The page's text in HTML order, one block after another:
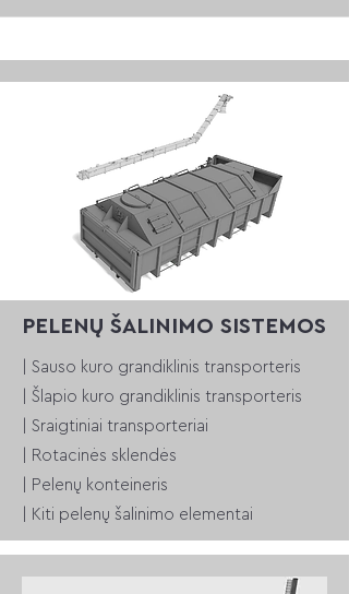
PELENŲ ŠALINIMO SISTEMOS
| Sauso kuro grandiklinis transporteris
| Šlapio kuro grandiklinis transporteris
| Sraigtiniai transporteriai
| Rotacinės sklendės
| Pelenų konteineris
| Kiti pelenų šalinimo elementai